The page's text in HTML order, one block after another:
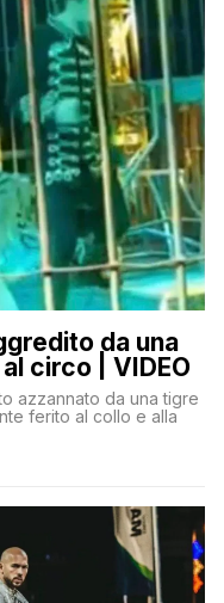
da una
circo | VIDEO
azzannato da una tigre
ferito al collo e alla